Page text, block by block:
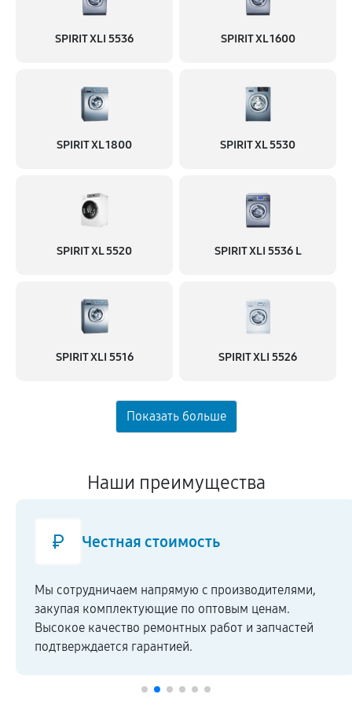
SPIRIT XLI 5536 SPIRIT XL 1600
SPIRIT XL 1800 SPIRIT XL 5530
SPIRIT XL 5520 SPIRIT XLI 5536 L
SPIRIT XLI 5516 SPIRIT XLI 5526
Наши преимущества
Честная стоимость
Мы сотрудничаем напрямую c производителями,
закупая комплектующие по оптовым ценам.
Высокое качество ремонтных работ и запчастей
подтверждается гарантией.